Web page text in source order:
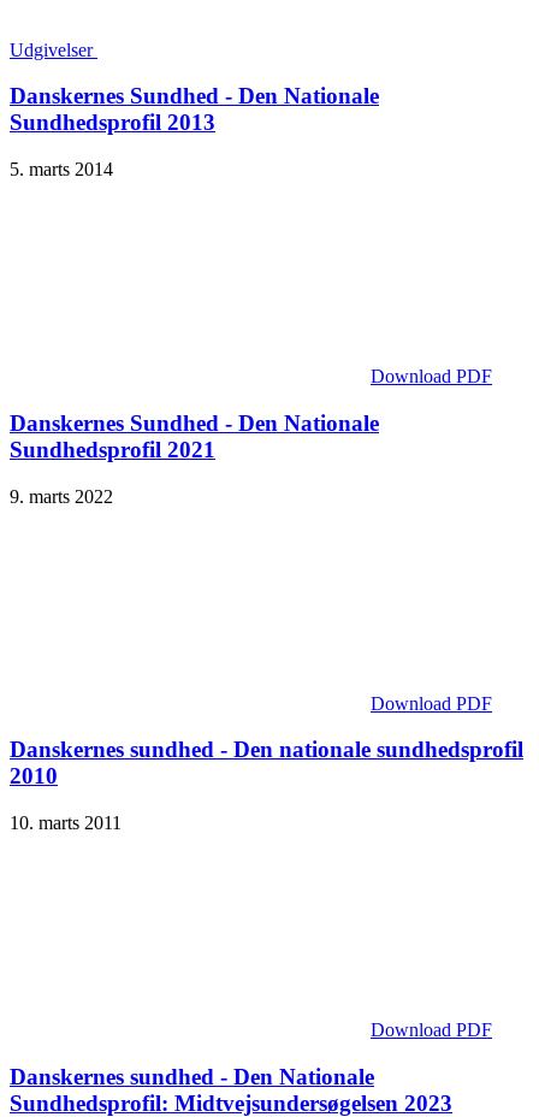
Udgivelser
Danskernes Sundhed - Den Nationale
Sundhedsprofil 2013
5. marts 2014
Download PDF
Danskernes Sundhed - Den Nationale
Sundhedsprofil 2021
9. marts 2022
Download PDF
Danskernes sundhed - Den nationale sundhedsprofil
2010
10. marts 2011
Download PDF
Danskernes sundhed - Den Nationale
Sundhedsprofil: Midtvejsundersøgelsen 2023